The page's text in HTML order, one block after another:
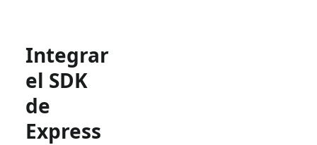
Integrar
el SDK
de
Express